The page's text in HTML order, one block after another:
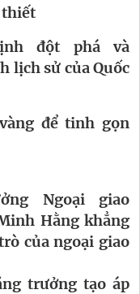
thiết
đột phá và
lịch sử của Quốc
để tinh gọn
Ngoại giao
Hằng khẳng
của ngoại giao
trưởng tạo áp